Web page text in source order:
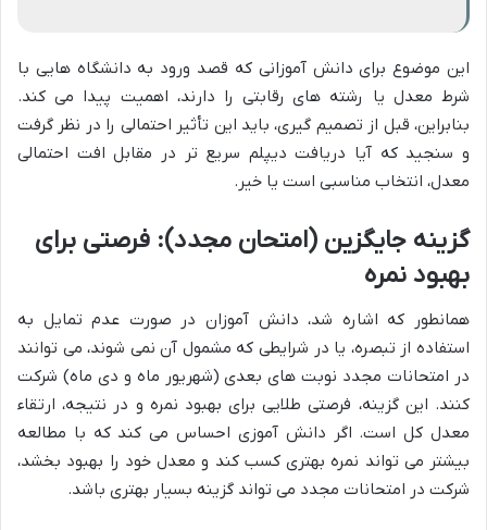
این موضوع برای دانش آموزانی که قصد ورود به دانشگاه هایی با
شرط معدل یا رشته های رقابتی را دارند، اهمیت پیدا می کند.
بنابراین، قبل از تصمیم گیری، باید این تأثیر احتمالی را در نظر گرفت
و سنجید که آیا دریافت دیپلم سریع تر در مقابل افت احتمالی
معدل، انتخاب مناسبی است یا خیر.
گزینه جایگزین (امتحان مجدد): فرصتی برای
بهبود نمره
همانطور که اشاره شد، دانش آموزان در صورت عدم تمایل به
استفاده از تبصره، یا در شرایطی که مشمول آن نمی شوند، می توانند
در امتحانات مجدد نوبت های بعدی (شهریور ماه و دی ماه) شرکت
کنند. این گزینه، فرصتی طلایی برای بهبود نمره و در نتیجه، ارتقاء
معدل کل است. اگر دانش آموزی احساس می کند که با مطالعه
بیشتر می تواند نمره بهتری کسب کند و معدل خود را بهبود بخشد،
شرکت در امتحانات مجدد می تواند گزینه بسیار بهتری باشد.